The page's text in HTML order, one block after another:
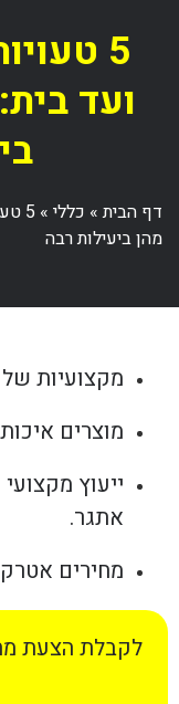
5
ועד
דף הבית» כללי»
5
מהן ביעילות רבה
מקצועיות של
מוצרים
ייעוץ
אתגר.
מחירים
לקבלת הצעת